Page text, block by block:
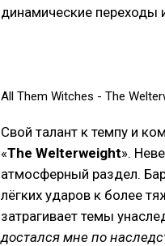
динамические переходы
All Them Witches - The
Свой талант к темпу и
«The Welterweight».
атмосферный раздел.
лёгких ударов к более
затрагивает темы
достался мне по